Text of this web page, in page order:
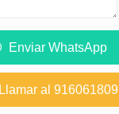
Enviar WhatsApp
Llamar al 916061809